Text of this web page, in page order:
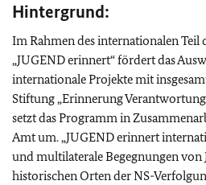
Hintergrund:
Im Rahmen des internationalen Teil
„JUGEND erinnert“ fördert das
internationale Projekte mit
Stiftung „Erinnerung
setzt das Programm in
Amt um. „JUGEND erinnert
und multilaterale Begegnungen von
historischen Orten der NS-